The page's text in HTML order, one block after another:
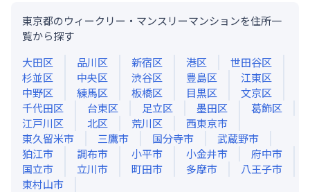
東京都のウィークリー・マンスリーマンションを住所一
覧から探す
大田区
品川区 新宿区 港区
世田谷区
杉並区
中央区 渋谷区 豊島区
江東区
中野区
練馬区 板橋区 目黒区
文京区
千代田区
台東区 足立区 墨田区
葛飾区
江戸川区
北区 荒川区
西東京市
東久留米市
三鷹市 国分寺市
武蔵野市
狛江市
調布市 小平市 小金井市
府中市
国立市
立川市 町田市 多摩市
八王子市
東村山市